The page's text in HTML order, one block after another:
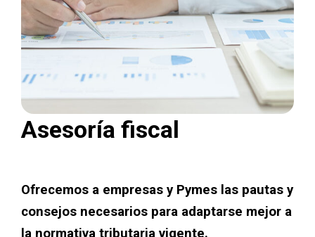
Asesoría fiscal
Ofrecemos a empresas y Pymes las pautas y
consejos necesarios para adaptarse mejor a
la normativa tributaria vigente.